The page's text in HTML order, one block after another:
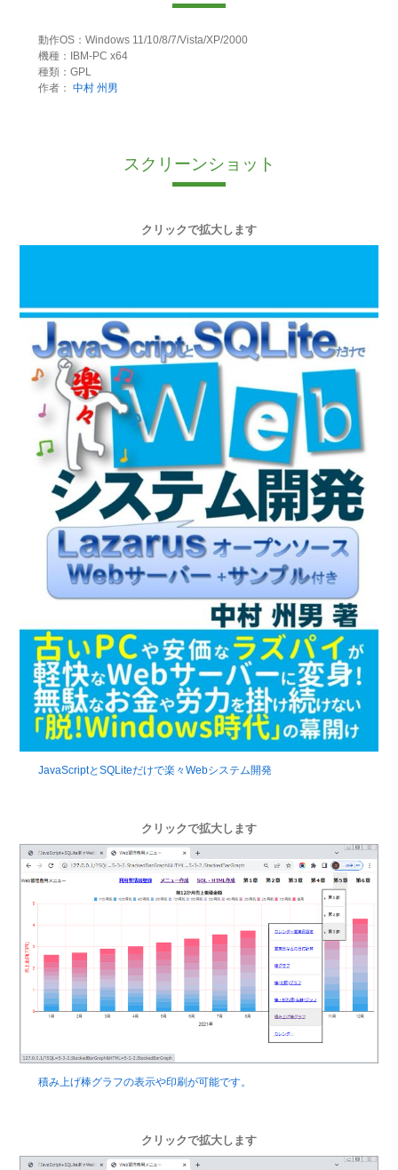
動作OS：Windows 11/10/8/7/Vista/XP/2000
機種：IBM-PC x64
種類：GPL
作者： 中村 州男
スクリーンショット
クリックで拡大します
JavaScriptとSQLiteだけで楽々Webシステム開発
クリックで拡大します
積み上げ棒グラフの表示や印刷が可能です。
クリックで拡大します